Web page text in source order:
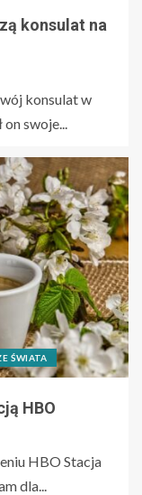
konsulat na
konsulat w
swoje...
ŚWIATA
HBO
HBO Stacja
dla...